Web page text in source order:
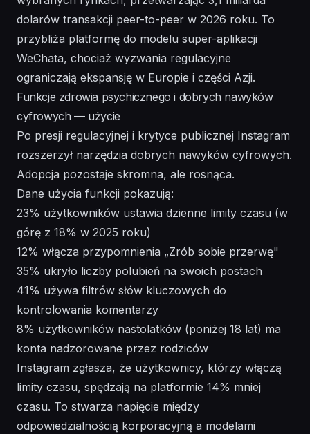
dolarów transakcji peer-to-peer w 2026 roku. To
przybliża platformę do modelu super-aplikacji
WeChata, chociaż wyzwania regulacyjne
ograniczają ekspansję w Europie i części Azji.
Funkcje zdrowia psychicznego i dobrych nawyków
cyfrowych — użycie
Po presji regulacyjnej i krytyce publicznej Instagram
rozszerzył narzędzia dobrych nawyków cyfrowych.
Adopcja pozostaje skromna, ale rosnąca.
Dane użycia funkcji pokazują:
23% użytkowników ustawia dzienne limity czasu (w
górę z 18% w 2025 roku)
12% włącza przypomnienia „Zrób sobie przerwę"
35% ukryło liczby polubień na swoich postach
41% używa filtrów słów kluczowych do
kontrolowania komentarzy
8% użytkowników nastolatków (poniżej 18 lat) ma
konta nadzorowane przez rodziców
Instagram zgłasza, że użytkownicy, którzy włączą
limity czasu, spędzają na platformie 14% mniej
czasu. To stwarza napięcie między
odpowiedzialnością korporacyjną a modelami